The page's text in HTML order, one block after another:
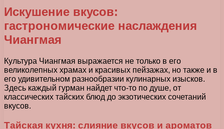
Искушение вкусов:
гастрономические наслаждения
Чиангмая
Культура Чиангмая выражается не только в его
великолепных храмах и красивых пейзажах, но также и в
его удивительном разнообразии кулинарных изысков.
Здесь каждый гурман найдет что-то по душе, от
классических тайских блюд до экзотических сочетаний
вкусов.
Тайская кухня: слияние вкусов и ароматов